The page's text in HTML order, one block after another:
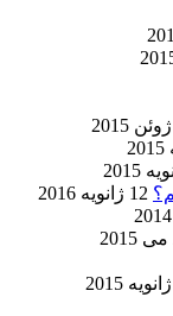
12 ژانویه 2016